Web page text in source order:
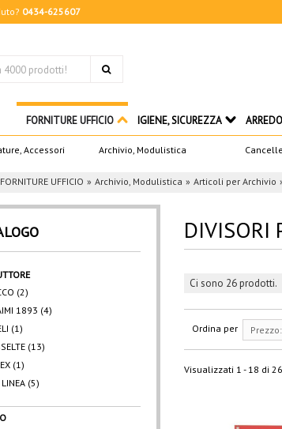
0434-625607
FORNITURE UFFICIO
Accessori Archivio, Modulistica
IGIENE, SICUREZZA
FORNITURE UFFICIO Archivio, Modulistica Articoli per Archivio
(2)
1893 (4)
(1)
(13)
(1)
(5)
DIVISORI
Ci sono 26 prodotti.
Ordina per
Visualizzati 1 - 18 di